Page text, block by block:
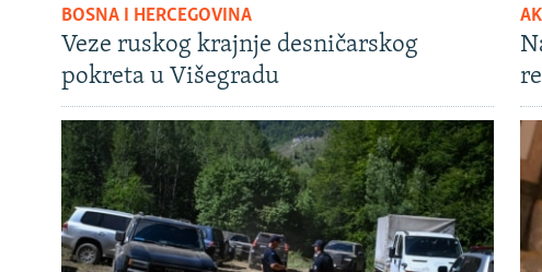
BOSNA I HERCEGOVINA
Veze ruskog krajnje desničarskog
pokreta u Višegradu